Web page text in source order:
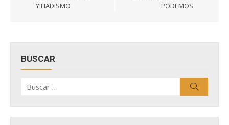
YIHADISMO
PODEMOS
BUSCAR
por: